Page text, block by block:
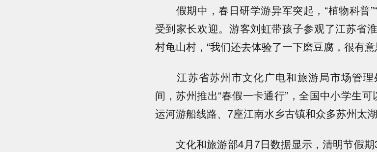
假期中，春日研学游异军突起，“植物科普”“
受到家长欢迎。游客刘虹带孩子参观了江苏省
村龟山村，“我们还去体验了一下磨豆腐，很有意
江苏省苏州市文化广电和旅游局市场管理
间，苏州推出“春假一卡通行”，全国中小学生
运河游船线路、7座江南水乡古镇和众多苏州太
文化和旅游部4月7日数据显示，清明节假期